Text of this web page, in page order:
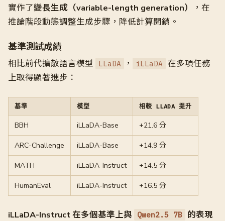
實作了變長生成（variable-length generation）
，在
推論階段動態調整生成步驟，降低計算開銷。
基準測試成績
相比前代擴散語言模型 LLaDA ， iLLaDA 在多項任務
上取得顯著進步：
基準 模型 相較 LLADA 提升
BBH iLLaDA-Base +21.6 分
ARC-Challenge iLLaDA-Base +14.9 分
MATH iLLaDA-Instruct +14.5 分
HumanEval iLLaDA-Instruct +16.5 分
iLLaDA-Instruct 在多個基準上與 Qwen2.5 7B 的表現